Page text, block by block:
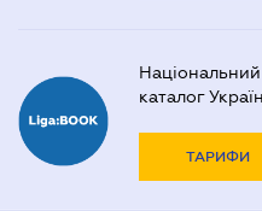
каталог
ТАРИФИ